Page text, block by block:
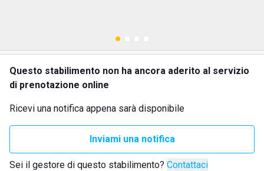
Questo stabilimento non ha ancora aderito al servizio
di prenotazione online
Ricevi una notifica appena sarà disponibile
Inviami una notifica
Sei il gestore di questo stabilimento? Contattaci